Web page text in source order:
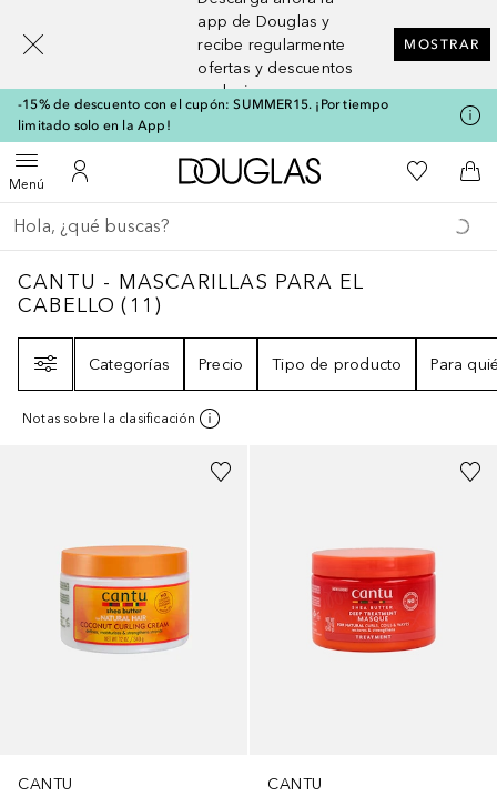
app de Douglas y
recibe regularmente
ofertas y descuentos
exclusivos
MOSTRAR
-15% de descuento con el cupón: SUMMER15. ¡Por tiempo
limitado solo en la App!
MenúAbrir menúMi cuenta
A Douglas HomeMi lista de
A
Regresar
Ejecutar búsqueda
CANTU - MASCARILLAS PARA EL CABELLO
CANTU - MASCARILLAS PARA EL
CABELLO ( 11 )
Categorías
Precio Tipo de producto Para
Notas sobre la clasificación
CANTU
CANTU
[navigation.slideout.screenreader]